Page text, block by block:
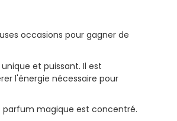
occasions pour gagner de
et puissant. Il est
l'énergie nécessaire pour
magique est concentré.